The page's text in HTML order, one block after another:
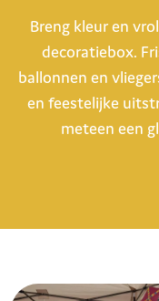
Breng kleur en
decoratiebox.
ballonnen en
en feestelijke
meteen een